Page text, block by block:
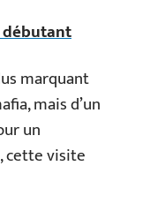
marquant
mais d’un
un
cette visite